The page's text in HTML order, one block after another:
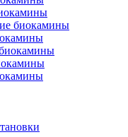
биокамины